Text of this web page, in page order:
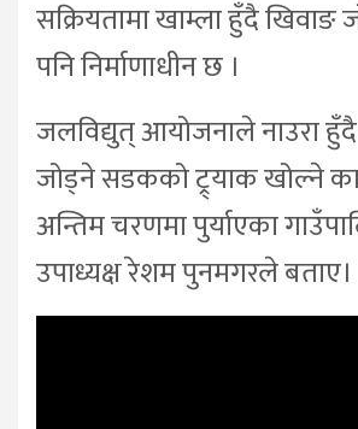
सक्रियतामा खाम्ला हुँदै
पनि निर्माणाधीन छ ।
जलविद्युत् आयोजनाले नाउरा
जोड्ने सडकको ट्र्याक खोल्ने
अन्तिम चरणमा पुर्याएका
उपाध्यक्ष रेशम पुनमगरले बताए।